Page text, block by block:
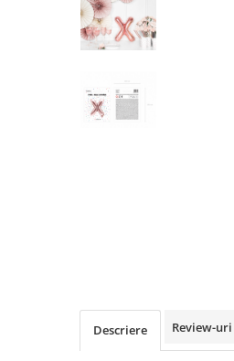
Artificii de brad
Artificii pentru Tort Engros
Bete bengale
Extinctoare gender reveal
Seturi complete Petreceri
Descriere Review-uri